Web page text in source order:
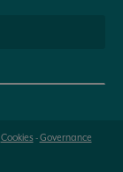
Cookies-Governance